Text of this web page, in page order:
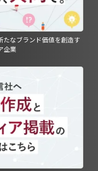
たなブランド価値を創造す
企業